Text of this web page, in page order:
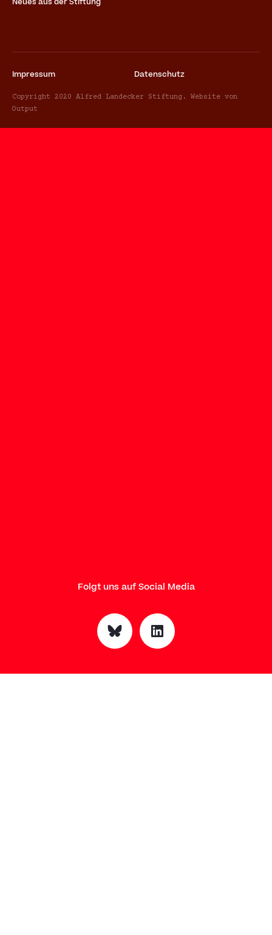
Impressum Datenschutz
Copyright 2020 Alfred Landecker Stiftung. Website von
Output
Folgt uns auf Social Media